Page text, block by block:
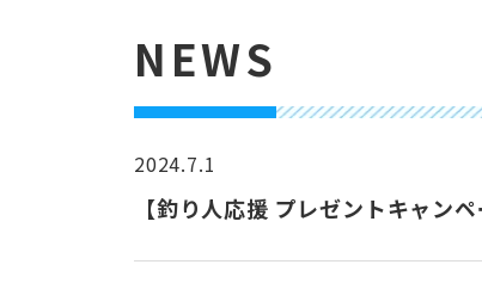
NEWS
2024.7.1
【釣り人応援 プレゼントキャ